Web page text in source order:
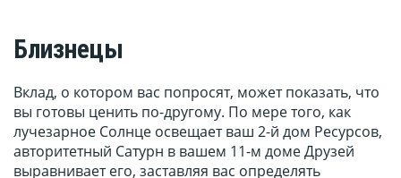
Близнецы
Вклад, о котором вас попросят, может показать, что
вы готовы ценить по-другому. По мере того, как
лучезарное Солнце освещает ваш 2-й дом Ресурсов,
авторитетный Сатурн в вашем 11-м доме Друзей
выравнивает его, заставляя вас определять